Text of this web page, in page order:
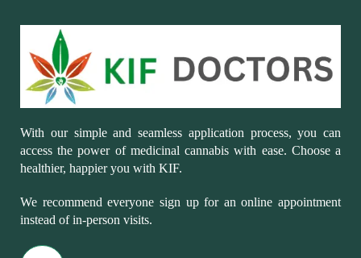
With our simple and seamless application process, you can
access the power of medicinal cannabis with ease. Choose a
healthier, happier you with KIF.
We recommend everyone sign up for an online appointment
instead of in-person visits.